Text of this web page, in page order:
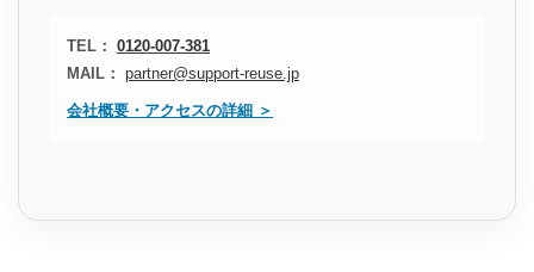
TEL： 0120-007-381
MAIL： partner@support-reuse.jp
会社概要・アクセスの詳細 ＞